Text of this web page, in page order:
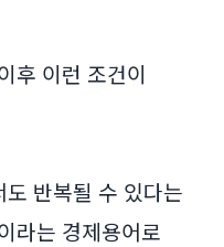
후 이런 조건이
반복될 수 있다는
라는 경제용어로